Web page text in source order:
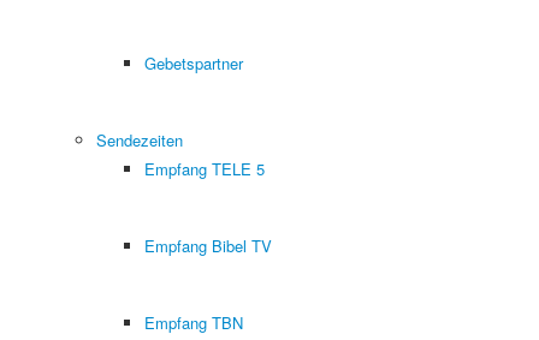
Gebetspartner
Sendezeiten
Empfang TELE 5
Empfang Bibel TV
Empfang TBN